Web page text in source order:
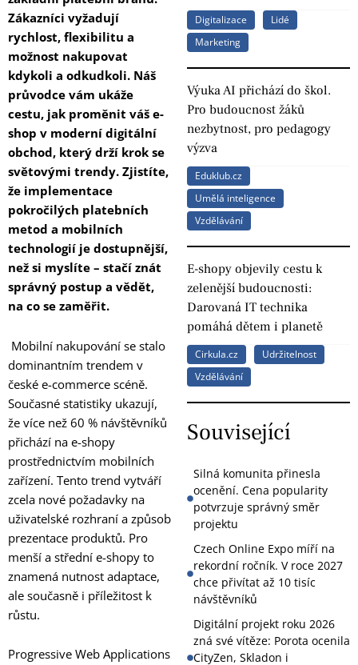
Zákazníci vyžadují
rychlost, flexibilitu a
možnost nakupovat
kdykoli a odkudkoli. Náš
průvodce vám ukáže
cestu, jak proměnit váš e-
shop v moderní digitální
obchod, který drží krok se
světovými trendy. Zjistíte,
že implementace
pokročilých platebních
metod a mobilních
technologií je dostupnější,
než si myslíte – stačí znát
správný postup a vědět,
na co se zaměřit.
Mobilní nakupování se stalo
dominantním trendem v
české e-commerce scéně.
Současné statistiky ukazují,
že více než 60 % návštěvníků
přichází na e-shopy
prostřednictvím mobilních
zařízení. Tento trend vytváří
zcela nové požadavky na
uživatelské rozhraní a způsob
prezentace produktů. Pro
menší a střední e-shopy to
znamená nutnost adaptace,
ale současně i příležitost k
růstu.
Progressive Web Applications
Digitalizace
Lidé
Marketing
Výuka AI přichází do škol.
Pro budoucnost žáků
nezbytnost, pro pedagogy
výzva
Eduklub.cz
Umělá inteligence
Vzdělávání
E-shopy objevily cestu k
zelenější budoucnosti:
Darovaná IT technika
pomáhá dětem i planetě
Cirkula.cz
Udržitelnost
Vzdělávání
Související
Silná komunita přinesla
ocenění. Cena popularity
potvrzuje správný směr
projektu
Czech Online Expo míří na
rekordní ročník. V roce 2027
chce přivítat až 10 tisíc
návštěvníků
Digitální projekt roku 2026
zná své vítěze: Porota ocenila
CityZen, Skladon i